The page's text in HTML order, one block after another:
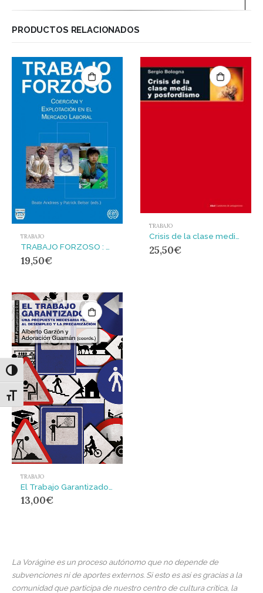
Alternar alto contraste
Alternar tamaño de letra
PRODUCTOS RELACIONADOS
TRABAJO
TRABAJO FORZOSO : Coerción y explotación en el mercado laboral
19,50€
TRABAJO
25,50€
TRABAJO
13,00€
La Vorágine es un proceso autónomo que no depende de
subvenciones ni de aportes externos. Si esto es así es gracias a la
comunidad que participa de nuestro centro de cultura crítica, la